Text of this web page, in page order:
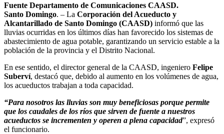
Fuente Departamento de Comunicaciones CAASD.
Santo Domingo. – La Corporación del Acueducto y
Alcantarillado de Santo Domingo (CAASD) informó que las
lluvias ocurridas en los últimos días han favorecido los sistemas de
abastecimiento de agua potable, garantizando un servicio estable a la
población de la provincia y el Distrito Nacional.
En ese sentido, el director general de la CAASD, ingeniero Felipe
Suberví, destacó que, debido al aumento en los volúmenes de agua,
los acueductos trabajan a toda capacidad.
“Para nosotros las lluvias son muy beneficiosas porque permite
que los caudales de los ríos que sirven de fuente a nuestros
acueductos se incrementen y operen a plena capacidad”, expresó
el funcionario.